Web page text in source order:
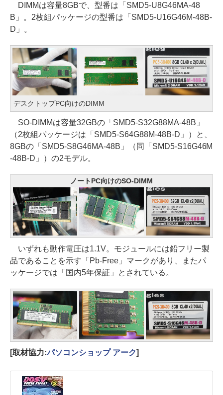
DIMMは容量8GBで、型番は「SMD5-U8G46MA-48
B」。2枚組パッケージの型番は「SMD5-U16G46M-48B-
D」。
デスクトップPC向けのDIMM
SO-DIMMは容量32GBの「SMD5-S32G88MA-48B」
（2枚組パッケージは「SMD5-S64G88M-48B-D」）と、
8GBの「SMD5-S8G46MA-48B」（同「SMD5-S16G46M
-48B-D」）の2モデル。
ノートPC向けのSO-DIMM
いずれも動作電圧は1.1V。モジュールには鉛フリー製
品であることを示す「Pb-Free」マークがあり、またパ
ッケージでは「国内5年保証」とされている。
[取材協力:パソコンショップ アーク]